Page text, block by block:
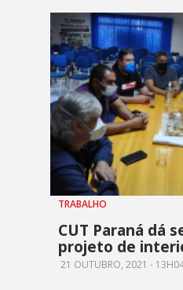
TRABALHO
CUT Paraná dá
projeto de
21 OUTUBRO, 2021 -